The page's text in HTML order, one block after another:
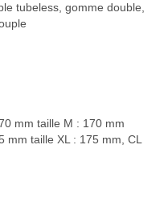
tubeless, gomme double,
mm taille M : 170 mm
mm taille XL : 175 mm, CL